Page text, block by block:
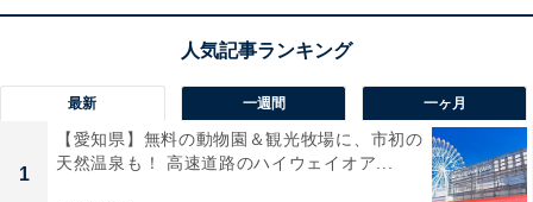
最新 一週間 一ヶ月
1
【愛知県】無料の動物園＆観光牧場に、市初の
天然温泉も！ 高速道路のハイウェイオア...